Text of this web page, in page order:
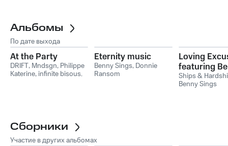
Альбомы
По дате выхода
At the Party
DRIFT, Mndsgn, Philippe
Katerine, infinite bisous,
Eternity music
Benny Sings, Donnie
Ransom
Loving
featuring
Sings
Ships &
Benny Sings
Сборники
Участие в других альбомах